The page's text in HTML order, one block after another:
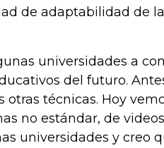
de adaptabilidad de
universidades a
del futuro.
otras técnicas. Hoy
no estándar, de
universidades y creo